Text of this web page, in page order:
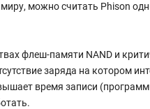
можно считать Phison
флеш-памяти NAND и
заряда на котором
время записи